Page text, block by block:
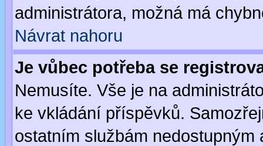
administrátora, možná má
Návrat nahoru
Je vůbec potřeba se
Nemusíte. Vše je na
ke vkládání příspěvků.
ostatním službám